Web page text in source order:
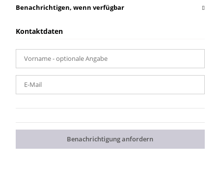
Benachrichtigen, wenn verfügbar
Kontaktdaten
Vorname- optionale Angabe
E-Mail
Benachrichtigung anfordern